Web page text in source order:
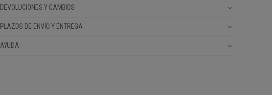
DEVOLUCIONES Y CAMBIOS
PLAZOS DE ENVÍO Y ENTREGA
AYUDA